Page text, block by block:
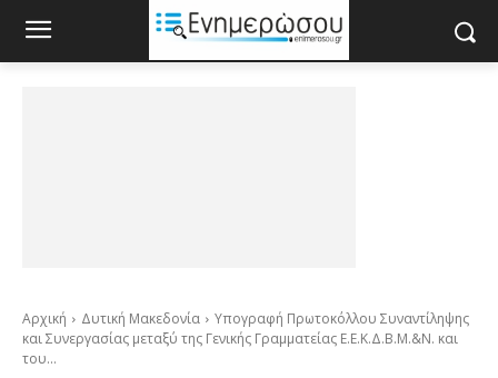
Αρχική Δυτική Μακεδονία
Υπογραφή Πρωτοκόλλου Συναντίληψης
και Συνεργασίας μεταξύ της Γενικής Γραμματείας Ε.Ε.Κ.Δ.Β.Μ.&Ν. και
του...